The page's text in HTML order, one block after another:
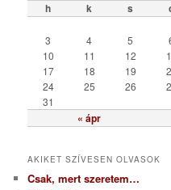
r
h k s
« ápr
3
4 5
10
11 12
17
18 19
24
25 26
31
AKIKET SZÍVESEN OLVASOK
Csak, mert szeretem…